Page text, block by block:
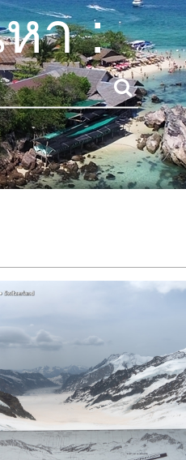
า :